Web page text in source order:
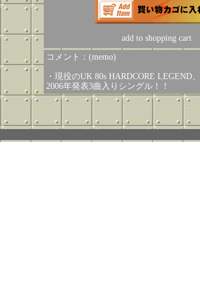
add to shopping cart
コメント：(memo)
・現役のUK 80s HARDCORE LEGEND
2006年発表3曲入りシングル！！